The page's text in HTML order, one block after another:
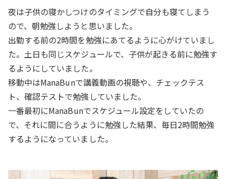
夜は子供の寝かしつけのタイミングで自分も寝てしまう
ので、朝勉強しようと思いました。
出勤する前の2時間を勉強にあてるように心がけていまし
た。土日も同じスケジュールで、子供が起きる前に勉強す
るようにしていました。
移動中はManaBunで講義動画の視聴や、チェックテス
ト、確認テストで勉強していました。
一番最初にManaBunでスケジュール設定をしていたの
で、それに間に合うように勉強した結果、毎日2時間勉強
するようになっていました。